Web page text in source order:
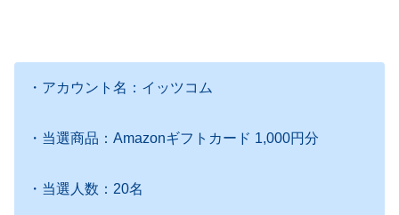
・アカウント名：イッツコム
・当選商品：Amazonギフトカード 1,000円分
・当選人数：20名